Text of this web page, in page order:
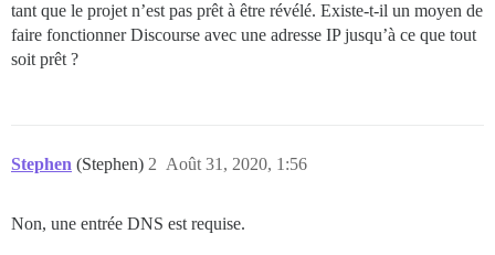
tant que le projet n’est pas prêt à être révélé. Existe-t-il un moyen de
faire fonctionner Discourse avec une adresse IP jusqu’à ce que tout
soit prêt ?
Stephen (Stephen) Août 31, 2020, 1:56
2
Non, une entrée DNS est requise.